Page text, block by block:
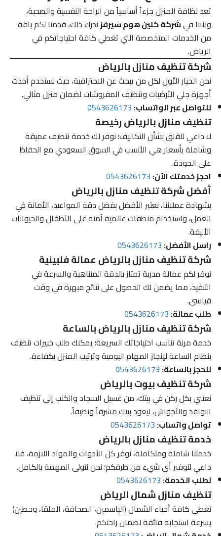
تعد نظافة المنزل جزءاً أساسياً من الراحة النفسية والصحية،
ولأننا فيشركة كلين هوم سيرفزندرك ذلك، قدمنا لكم باقة
من الخدمات المتخصصة التي تغطي كافة احتياجاتكم في
الرياض.
شركة تنظيف منازل بالرياض
نحن الخيار الأول لكل من يبحث عن الاحترافية، حيث نستخدم أحدث
أجهزة جلي الأرضيات وتنظيف المفروشات لضمان منزل مثالي.
للتواصل عبر الواتساب:0543626173
تنظيف منازل بالرياض رخيصة
لا داعي للقلق بشأن التكاليف؛ نوفر لك خدمة تنظيف عميقة
وشاملة بأسعار هي الأنسب في السوق السعودي مع الحفاظ
على الجودة.
احجز خدمتك الآن:0543626173
أفضل شركة تنظيف منازل بالرياض
بشهادة عملائنا، نعتبر الأفضل بفضل دقة المواعيد، الأمانة في
العمل، واستخدام منظفات عالمية آمنة على الأطفال والحيوانات
الأليفة.
راسل الأفضل:0543626173
شركة تنظيف منازل بالرياض عمالة فلبينية
نوفر لكم عمالة مدربة تمتاز بالدقة المتناهية والسرعة في
التنفيذ، مما يضمن لك الحصول على نتائج مبهرة في وقت
قياسي.
طلب عمالة:0543626173
شركة تنظيف منازل بالرياض بالساعة
خدمة مرنة تناسب احتياجاتك السريعة؛ يمكنك طلب خبيرات تنظيف
بنظام الساعة لإنجاز المهام اليومية وترتيب المنزل بكفاءة.
للحجز بالساعة:0543626173
شركة تنظيف بيوت بالرياض
نعتني بكل ركن في بيتك، من غسيل السجاد والكنب إلى تنظيف
النوافذ والأحواش، ليعود بيتك مشرقاً ونظيفاً.
تواصل واتساب:0543626173
خدمة تنظيف منازل بالرياض
خدمتنا شاملة ومتكاملة، نوفر كل الأدوات والمواد اللازمة، فلا
داعي لتوفير أي شيء من طرفكم؛ نحن نتولى المهمة بالكامل.
لطلب الخدمة:0543626173
تنظيف منازل شمال الرياض
نغطي كافة أحياء الشمال (الياسمين، الصحافة، الملقا، وحطين)
بسرعة استجابة فائقة لضمان راحتكم.